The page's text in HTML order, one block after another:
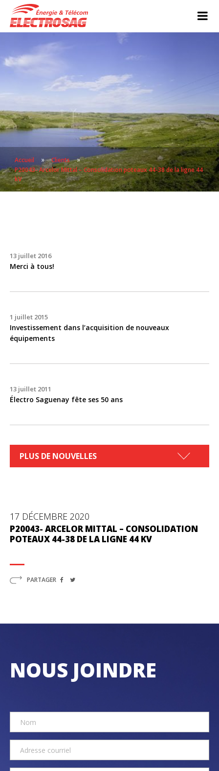
Accueil » Clients »
P20043- Arcelor Mittal – Consolidation poteaux 44-38 de la ligne 44
kV
13 juillet 2016
Merci à tous!
1 juillet 2015
Investissement dans l’acquisition de nouveaux
équipements
13 juillet 2011
Électro Saguenay fête ses 50 ans
PLUS DE NOUVELLES
17 DÉCEMBRE 2020
P20043- ARCELOR MITTAL – CONSOLIDATION
POTEAUX 44-38 DE LA LIGNE 44 KV
PARTAGER
NOUS JOINDRE